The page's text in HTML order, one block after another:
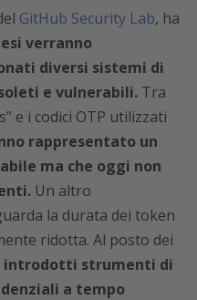
GitHub Security Lab, ha
verranno
diversi sistemi di
e vulnerabili. Tra
e i codici OTP utilizzati
rappresentato un
ma che oggi non
Un altro
la durata dei token
ridotta. Al posto dei
introdotti strumenti di
a tempo